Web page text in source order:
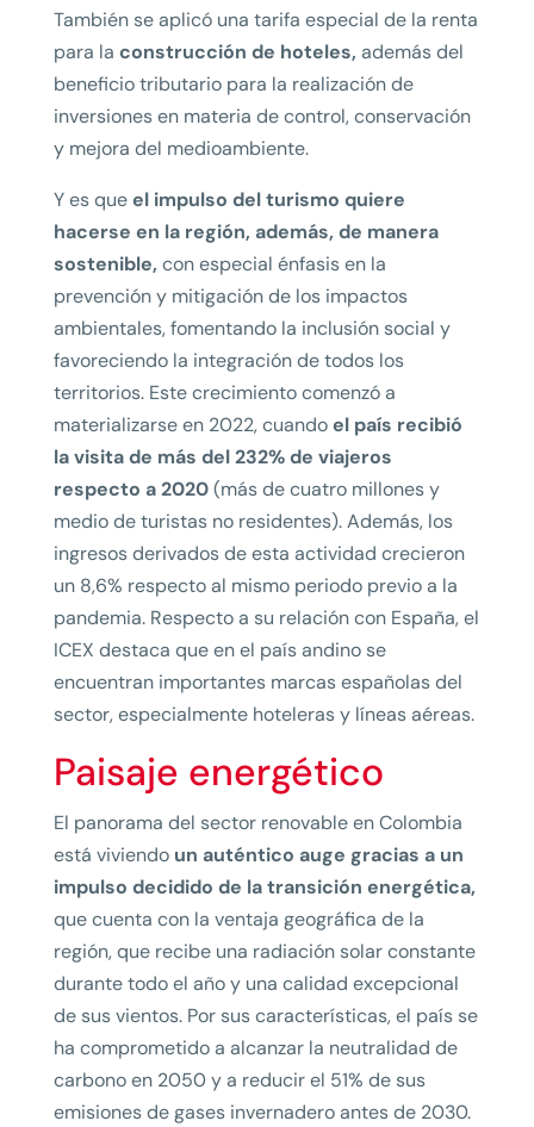
También se aplicó una tarifa especial de la renta
para la construcción de hoteles, además del
beneficio tributario para la realización de
inversiones en materia de control, conservación
y mejora del medioambiente.
Y es queel impulso del turismo quiere
hacerse en la región, además, de manera
sostenible, con especial énfasis en la
prevención y mitigación de los impactos
ambientales, fomentando la inclusión social y
favoreciendo la integración de todos los
territorios. Este crecimiento comenzó a
materializarse en 2022, cuandoel país recibió
la visita de más del 232% de viajeros
respecto a 2020(más de cuatro millones y
medio de turistas no residentes). Además, los
ingresos derivados de esta actividad crecieron
un 8,6% respecto al mismo periodo previo a la
pandemia. Respecto a su relación con España, el
ICEX destaca que en el país andino se
encuentran importantes marcas españolas del
sector, especialmente hoteleras y líneas aéreas.
Paisaje energético
El panorama del sector renovable en Colombia
está viviendo un auténtico auge gracias a un
impulso decidido de la transición energética,
que cuenta con la ventaja geográfica de la
región, que recibe una radiación solar constante
durante todo el año y una calidad excepcional
de sus vientos. Por sus características, el país se
ha comprometido a alcanzar la neutralidad de
carbono en 2050 y a reducir el 51% de sus
emisiones de gases invernadero antes de 2030.